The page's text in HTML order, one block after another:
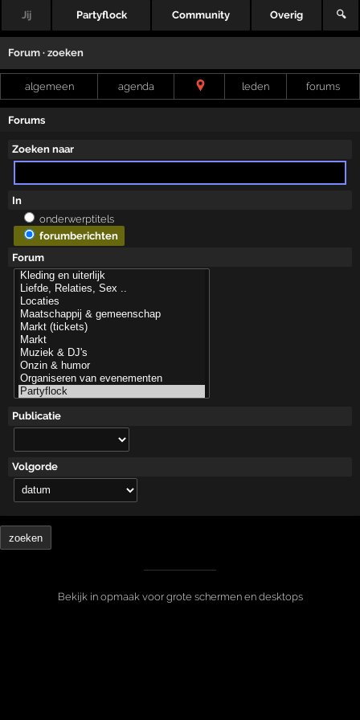
Jij Partyflock Community Overig 🔍
Forum · zoeken
algemeen agenda leden forums
Forums
Zoeken naar
In
onderwerptitels
forumberichten
Forum
Publicatie
Volgorde
Bekijk in opmaak voor grote schermen en desktops